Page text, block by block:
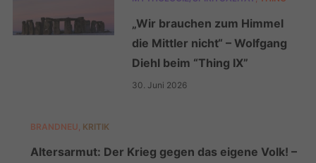
„Wir brauchen zum Himmel
die Mittler nicht“ – Wolfgang
Diehl beim “Thing IX”
30. Juni 2026
BRANDNEU KRITIK
Altersarmut: Der Krieg gegen das eigene Volk! –